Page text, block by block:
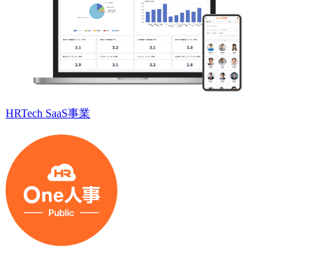
HRTech SaaS事業